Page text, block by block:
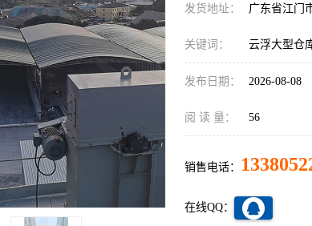
发货地址： 广东省江门
关键词： 云浮大型仓
发布日期： 2026-08-08
阅 读 量： 56
销售电话：
在线QQ：